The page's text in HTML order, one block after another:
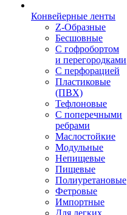
Конвейерные ленты
Z-Образные
Бесшовные
С гофробортом
и перегородками
С перфорацией
Пластиковые
(ПВХ)
Тефлоновые
С поперечными
ребрами
Маслостойкие
Модульные
Непищевые
Пищевые
Полиуретановые
Фетровые
Импортные
Для легких